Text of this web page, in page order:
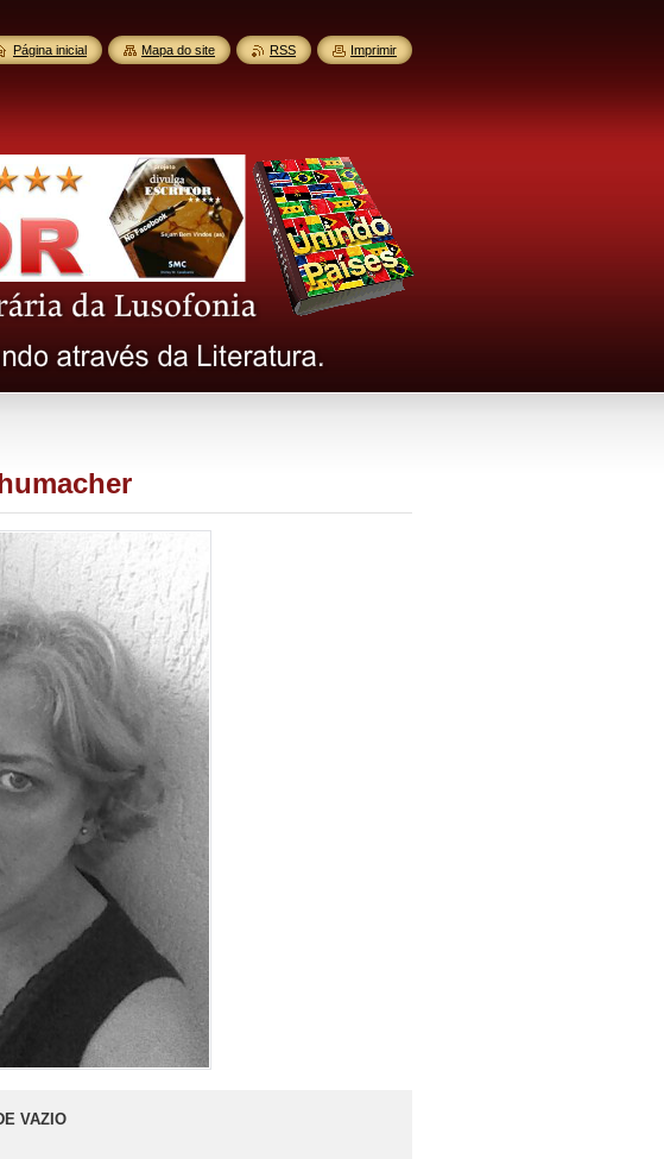
VAZIO
Página inicial Mapa do site RSS Imprimir